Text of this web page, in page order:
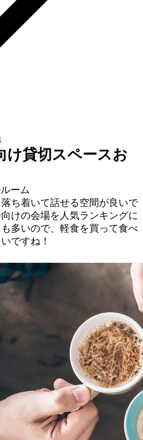
け貸切スペースお
ーム
ち着いて話せる空間が良いで
けの会場を人気ランキングに
多いので、軽食を買って食べ
ですね！